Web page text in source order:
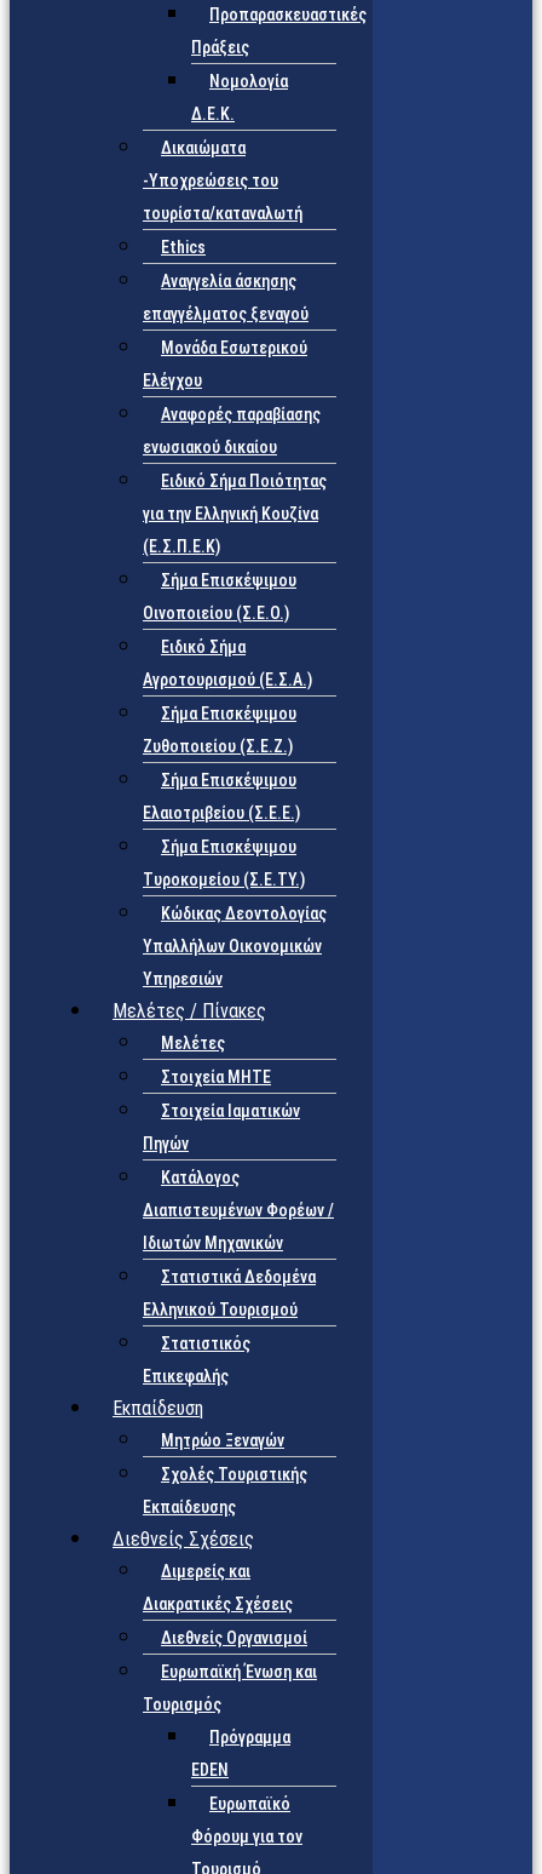
Προπαρασκευαστικές
Πράξεις
Νομολογία
Δ.Ε.Κ.
Δικαιώματα
-Υποχρεώσεις του
τουρίστα/καταναλωτή
Ethics
Αναγγελία άσκησης
επαγγέλματος ξεναγού
Μονάδα Εσωτερικού
Ελέγχου
Αναφορές παραβίασης
ενωσιακού δικαίου
Ειδικό Σήμα Ποιότητας
για την Ελληνική Κουζίνα
(Ε.Σ.Π.Ε.Κ)
Σήμα Επισκέψιμου
Οινοποιείου (Σ.Ε.Ο.)
Ειδικό Σήμα
Αγροτουρισμού (Ε.Σ.Α.)
Σήμα Επισκέψιμου
Ζυθοποιείου (Σ.Ε.Ζ.)
Σήμα Επισκέψιμου
Ελαιοτριβείου (Σ.Ε.Ε.)
Σήμα Επισκέψιμου
Τυροκομείου (Σ.Ε.TY.)
Κώδικας Δεοντολογίας
Υπαλλήλων Οικονομικών
Υπηρεσιών
Μελέτες / Πίνακες
Μελέτες
Στοιχεία ΜΗΤΕ
Στοιχεία Ιαματικών
Πηγών
Κατάλογος
Διαπιστευμένων Φορέων /
Ιδιωτών Μηχανικών
Στατιστικά Δεδομένα
Ελληνικού Τουρισμού
Στατιστικός
Επικεφαλής
Εκπαίδευση
Μητρώο Ξεναγών
Σχολές Τουριστικής
Εκπαίδευσης
Διεθνείς Σχέσεις
Διμερείς και
Διακρατικές Σχέσεις
Διεθνείς Οργανισμοί
Ευρωπαϊκή Ένωση και
Τουρισμός
Πρόγραμμα
EDEN
Ευρωπαϊκό
Φόρουμ για τον
Τουρισμό